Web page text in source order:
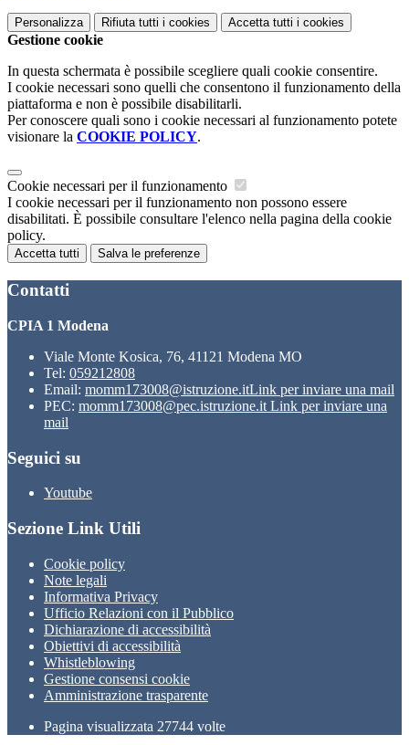
Personalizza Rifiuta tutti i cookies Accetta tutti i cookies
Gestione cookie
In questa schermata è possibile scegliere quali cookie consentire.
I cookie necessari sono quelli che consentono il funzionamento della
piattaforma e non è possibile disabilitarli.
Per conoscere quali sono i cookie necessari al funzionamento potete
visionare la COOKIE POLICY.
Cookie necessari per il funzionamento
I cookie necessari per il funzionamento non possono essere
disabilitati. È possibile consultare l'elenco nella pagina della cookie
policy.
Accetta tutti Salva le preferenze
Contatti
CPIA 1 Modena
Viale Monte Kosica, 76, 41121 Modena MO
Tel: 059212808
Email: momm173008@istruzione.itLink per inviare una mail
PEC: momm173008@pec.istruzione.it Link per inviare una
mail
Seguici su
Youtube
Sezione Link Utili
Cookie policy
Note legali
Informativa Privacy
Ufficio Relazioni con il Pubblico
Dichiarazione di accessibilità
Obiettivi di accessibilità
Whistleblowing
Gestione consensi cookie
Amministrazione trasparente
Pagina visualizzata 27744 volte